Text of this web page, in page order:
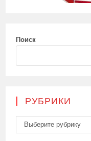
Поиск
РУБРИКИ
Рубрики
Выберите рубрику